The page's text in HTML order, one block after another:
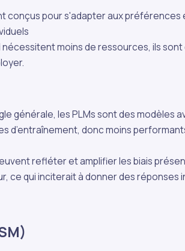
conçus pour s'adapter aux préférences
nécessitent moins de ressources, ils sont
générale, les PLMs sont des modèles
d’entraînement, donc moins
refléter et amplifier les biais
ce qui inciterait à donner des réponses